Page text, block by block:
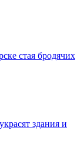
стая бродячих
здания и